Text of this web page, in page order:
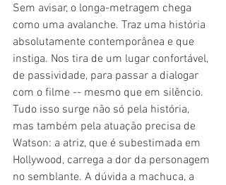
Sem avisar, o longa-metragem chega
como uma avalanche. Traz uma história
absolutamente contemporânea e que
instiga. Nos tira de um lugar confortável,
de passividade, para passar a dialogar
com o filme -- mesmo que em silêncio.
Tudo isso surge não só pela história,
mas também pela atuação precisa de
Watson: a atriz, que é subestimada em
Hollywood, carrega a dor da personagem
no semblante. A dúvida a machuca, a